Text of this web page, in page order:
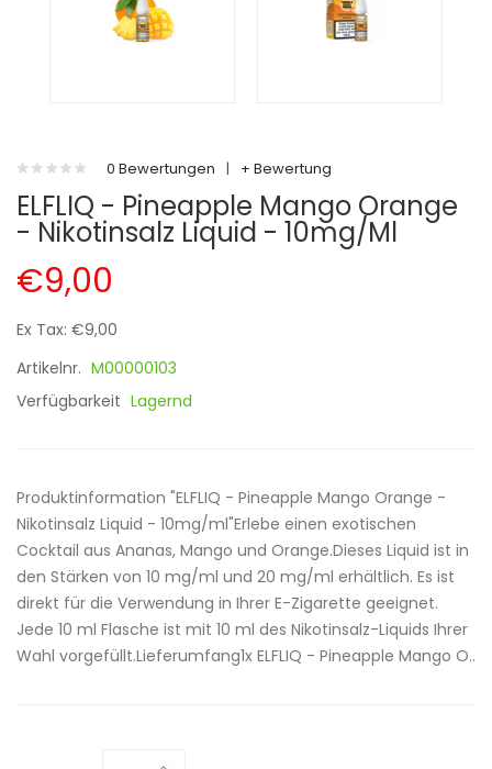
0 Bewertungen | + Bewertung
ELFLIQ - Pineapple Mango Orange
- Nikotinsalz Liquid - 10mg/ml
€9,00
Ex Tax: €9,00
Artikelnr. M00000103
Verfügbarkeit Lagernd
Produktinformation "ELFLIQ - Pineapple Mango Orange -
Nikotinsalz Liquid - 10mg/ml"Erlebe einen exotischen
Cocktail aus Ananas, Mango und Orange.Dieses Liquid ist in
den Stärken von 10 mg/ml und 20 mg/ml erhältlich. Es ist
direkt für die Verwendung in Ihrer E-Zigarette geeignet.
Jede 10 ml Flasche ist mit 10 ml des Nikotinsalz-Liquids Ihrer
Wahl vorgefüllt.Lieferumfang1x ELFLIQ - Pineapple Mango O..